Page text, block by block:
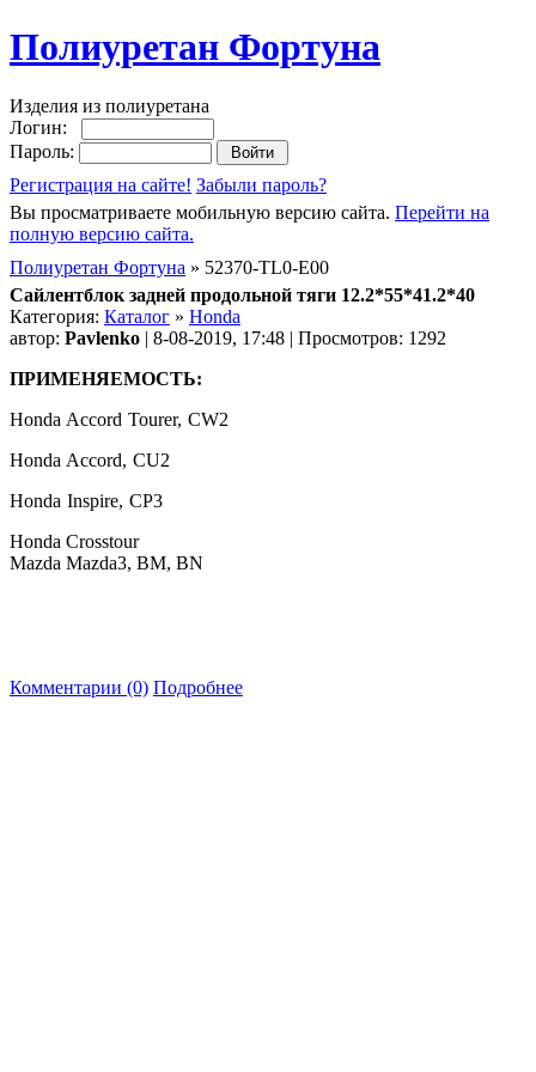
Полиуретан Фортуна
Изделия из полиуретана
Логин:
Пароль:
Регистрация на сайте! Забыли пароль?
Вы просматриваете мобильную версию сайта. Перейти на
полную версию сайта.
Полиуретан Фортуна » 52370-TL0-E00
Сайлентблок задней продольной тяги 12.2*55*41.2*40
Категория: Каталог » Honda
автор: Pavlenko | 8-08-2019, 17:48 | Просмотров: 1292
ПРИМЕНЯЕМОСТЬ:
Honda Accord Tourer, CW2
Honda Accord, CU2
Honda Inspire, CP3
Honda Crosstour
Mazda Mazda3, BM, BN
Комментарии (0) Подробнее